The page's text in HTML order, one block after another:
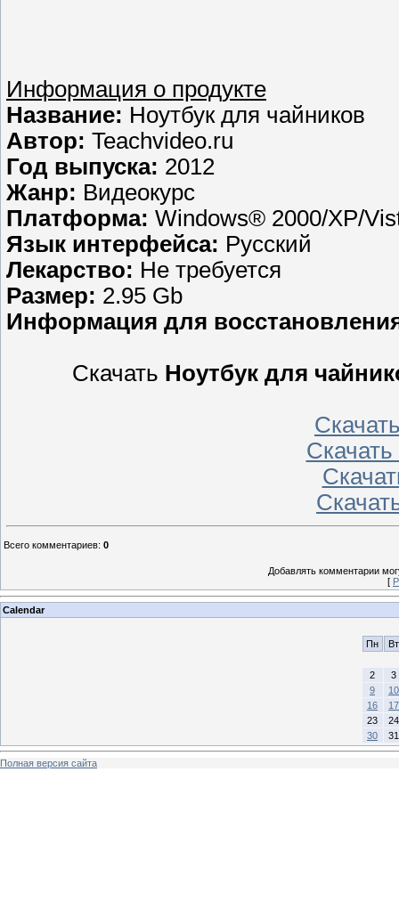
Информация о продукте
Название: Ноутбук для чайников
Автор: Teachvideo.ru
Год выпуска: 2012
Жанр: Видеокурс
Платформа: Windows® 2000/XP/
Язык интерфейса: Русский
Лекарство: Не требуется
Размер: 2.95 Gb
Информация для
Скачать Ноутбук для
Всего комментариев: 0
Добавлять комментарии
[
Calendar
Пн Вт
2
3
9
10
16
17
23
24
30
31
Полная версия сайта